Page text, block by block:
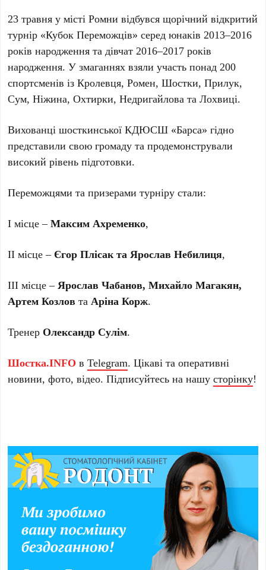
23 травня у місті Ромни відбувся щорічний відкритий
турнір «Кубок Переможців» серед юнаків 2013–2016
років народження та дівчат 2016–2017 років
народження. У змаганнях взяли участь понад 200
спортсменів із Кролевця, Ромен, Шостки, Прилук,
Сум, Ніжина, Охтирки, Недригайлова та Лохвиці.
Вихованці шосткинської КДЮСШ «Барса» гідно
представили свою громаду та продемонстрували
високий рівень підготовки.
Переможцями та призерами турніру стали:
І місце –Максим Ахременко,
ІІ місце – Єгор Плісак та Ярослав Небилиця,
ІІІ місце –Ярослав Чабанов, Михайло Магакян,
Артем Козлов та Аріна Корж.
Тренер Олександр Сулім.
Шостка.INFO вTelegram. Цікаві та оперативні
новини, фото, відео. Підписуйтесь на нашусторінку!